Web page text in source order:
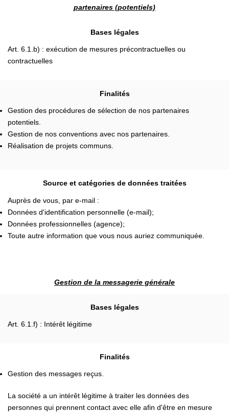
partenaires (potentiels)
Bases légales
Art. 6.1.b) : exécution de mesures précontractuelles ou
contractuelles
Finalités
Gestion des procédures de sélection de nos partenaires
potentiels.
Gestion de nos conventions avec nos partenaires.
Réalisation de projets communs.
Source et catégories de données traitées
Auprès de vous, par e-mail :
Données d'identification personnelle (e-mail);
Données professionnelles (agence);
Toute autre information que vous nous auriez communiquée.
Gestion de la messagerie générale
Bases légales
Art. 6.1.f) : Intérêt légitime
Finalités
Gestion des messages reçus.
La société a un intérêt légitime à traiter les données des
personnes qui prennent contact avec elle afin d'être en mesure